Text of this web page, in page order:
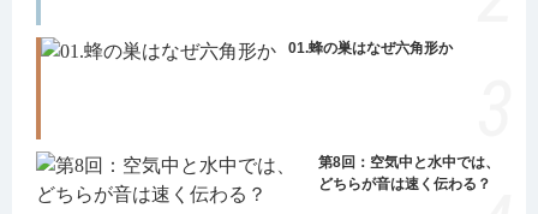
01.蜂の巣はなぜ六角形か
第8回：空気中と水中では、
どちらが音は速く伝わる？